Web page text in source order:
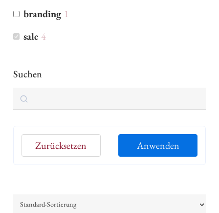
branding 1
sale 4
Suchen
Suchen
Anwenden
Zurücksetzen